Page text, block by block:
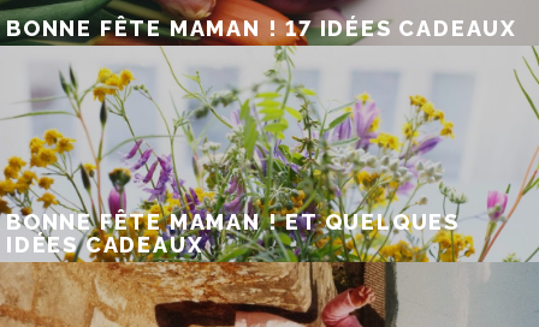
BONNE FÊTE MAMAN ! 17 IDÉES CADEAUX
BONNE FÊTE MAMAN ! ET QUELQUES
IDÉES CADEAUX